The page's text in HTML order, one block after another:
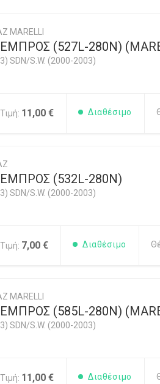
(527L-280N)
SDN/S.W. (2000-2003)
Τιμή: 11,00 € Διαθέσιμο
(532L-280N)
SDN/S.W. (2000-2003)
Τιμή: 7,00 € Διαθέσιμο
(585L-280N)
SDN/S.W. (2000-2003)
Τιμή: 11,00 € Διαθέσιμο